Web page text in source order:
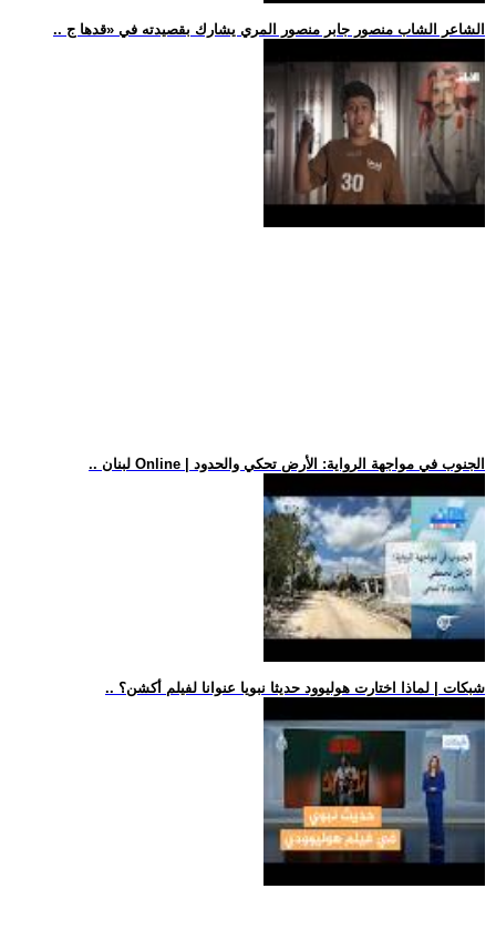
.. الشاعر الشاب منصور جابر منصور المري يشارك بقصيدته في «قدها ج
.. لبنان Online | الجنوب في مواجهة الرواية: الأرض تحكي والحدود
.. شبكات | لماذا اختارت هوليوود حديثا نبويا عنوانا لفيلم أكشن؟